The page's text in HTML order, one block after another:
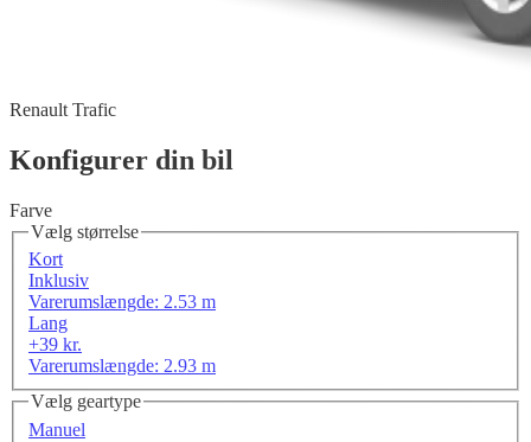
Renault Trafic
Konfigurer din bil
Farve
Vælg størrelse
Kort
Inklusiv
Varerumslængde: 2.53 m
Lang
+39 kr.
Varerumslængde: 2.93 m
Vælg geartype
Manuel